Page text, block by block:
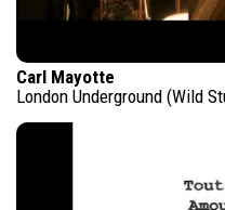
Carl Mayotte
London Underground (Wild